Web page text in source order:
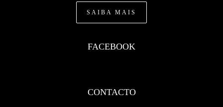
SAIBA MAIS
FACEBOOK
CONTACTO